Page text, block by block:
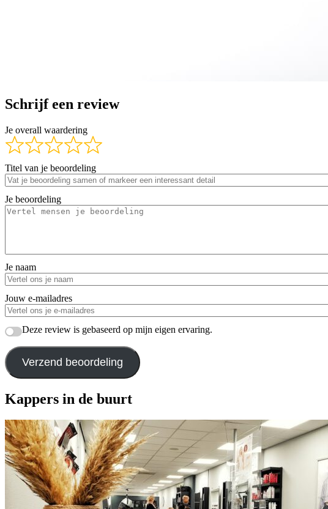
Schrijf een review
Je overall waardering
Titel van je beoordeling
Je beoordeling
Je naam
Jouw e-mailadres
Deze review is gebaseerd op mijn eigen ervaring.
Verzend beoordeling
Kappers in de buurt